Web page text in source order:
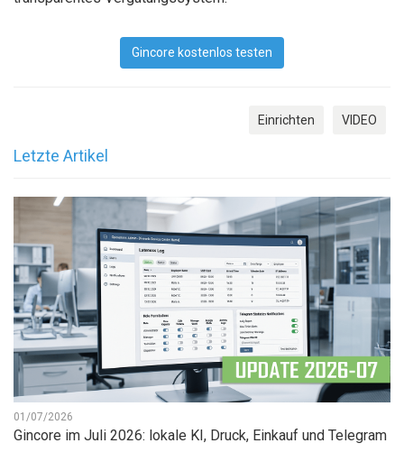
Gincore kostenlos testen
Einrichten VIDEO
Letzte Artikel
01/07/2026
Gincore im Juli 2026: lokale KI, Druck, Einkauf und Telegram